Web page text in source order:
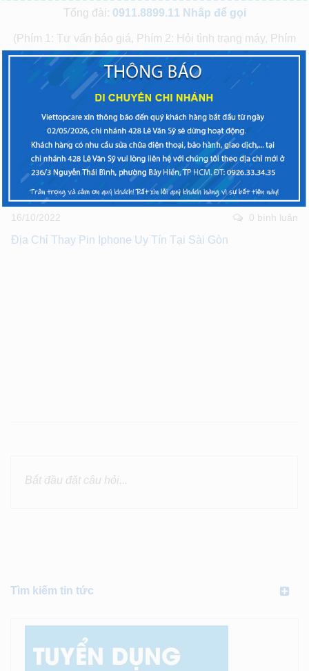
Tổng đài: 0911.8899.11 Nhấp để gọi
(Phím 1: Tư vấn báo giá, Phím 2: Hỏi tình trạng máy, Phím
3: Phản ánh chất lượng)
VIETTOPCARE – TRAO CHẤT LƯỢNG – NHẬN NIỀM
TIN
Bài trước Bài tiếp theo
Bài viết liên quan
16/10/2022 0 bình luân
Địa Chỉ Thay Pin Iphone Uy Tín Tại Sài Gòn
Tìm kiếm tin tức